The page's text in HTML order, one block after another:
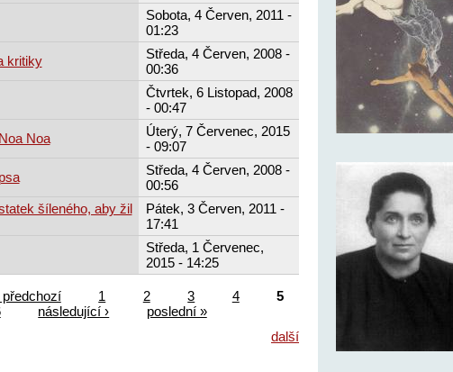
Sobota, 4 Červen, 2011 -
01:23
kritiky
Středa, 4 Červen, 2008 -
00:36
Čtvrtek, 6 Listopad, 2008
- 00:47
Noa
Úterý, 7 Červenec, 2015
- 09:07
Středa, 4 Červen, 2008 -
00:56
šíleného, aby žil
Pátek, 3 Červen, 2011 -
17:41
Středa, 1 Červenec,
2015 - 14:25
předchozí 1 2 3 4
5
následující ›
poslední »
další